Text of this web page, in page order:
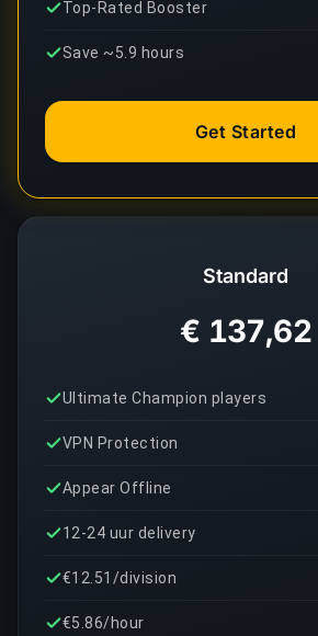
Standard
€ 137,62
Ultimate Champion players
VPN Protection
Appear Offline
12-24 uur delivery
€12.51/division
€5.86/hour
Top-Rated Booster
Save ~5.9 hours
Get Started